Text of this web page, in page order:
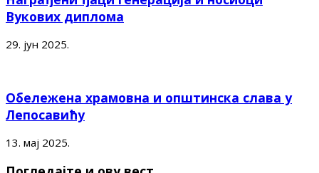
Вукових диплома
29. јун 2025.
Обележена храмовна и општинска слава у
Лепосавићу
13. мај 2025.